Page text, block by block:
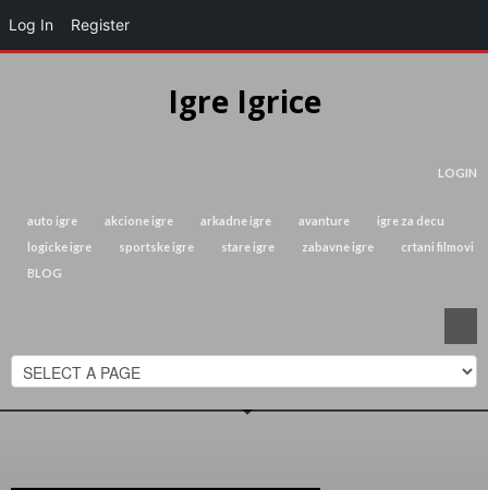
Igre Igrice
LOGIN
auto igre akcione igre arkadne igre avanture
igre za decu
logicke igre
sportske igre stare igre zabavne igre
crtani filmovi
BLOG
Log In Register